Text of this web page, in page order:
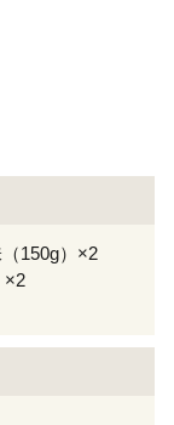
（150g）×2
×2